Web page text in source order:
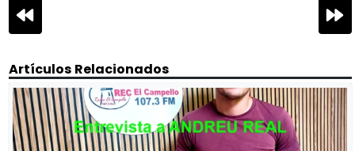
Navegación
de
entradas
Artículos Relacionados